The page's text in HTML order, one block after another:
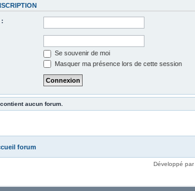
:
Se souvenir de moi
Masquer ma présence lors de cette session
aucun forum.
forum
Développé par